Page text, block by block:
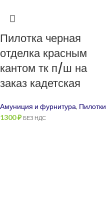
Пилотка черная
отделка красным
кантом тк п/ш на
заказ кадетская
Амуниция и фурнитура, Пилотки
1300₽ БЕЗ НДС